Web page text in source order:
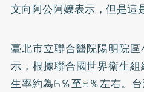
文向阿公阿嬤表示，但是這
臺北市立聯合醫院陽明院
示，根據聯合國世界衛生
生率約為6％至8％左右。